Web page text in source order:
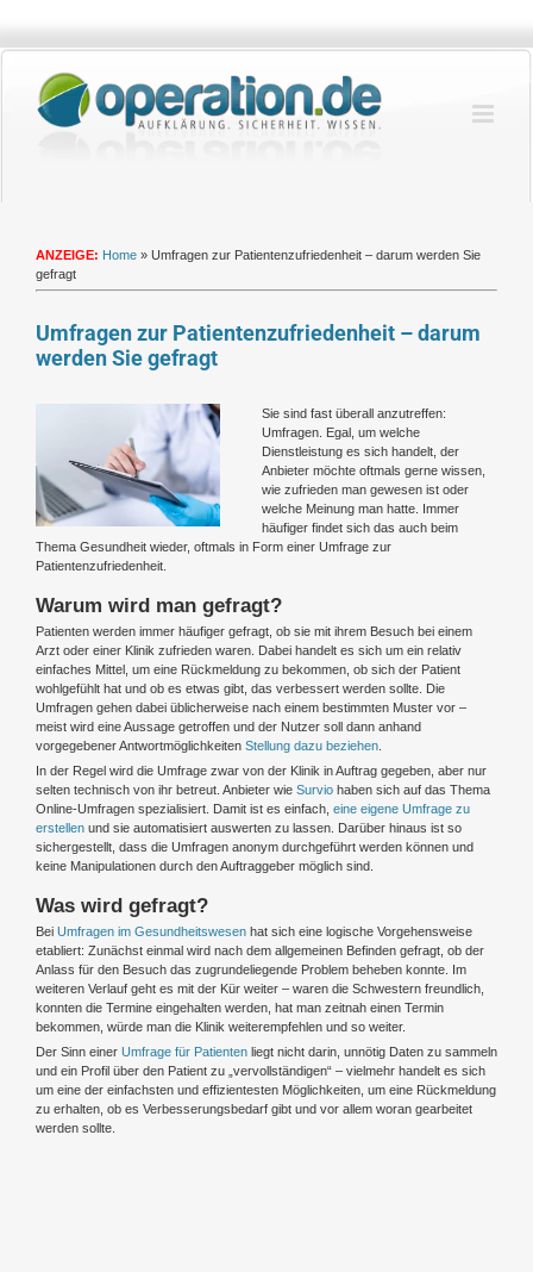
springen
ANZEIGE: Home » Umfragen zur Patientenzufriedenheit – darum werden Sie
gefragt
Umfragen zur Patientenzufriedenheit – darum
werden Sie gefragt
Sie sind fast überall anzutreffen:
Umfragen. Egal, um welche
Dienstleistung es sich handelt, der
Anbieter möchte oftmals gerne wissen,
wie zufrieden man gewesen ist oder
welche Meinung man hatte. Immer
häufiger findet sich das auch beim
Thema Gesundheit wieder, oftmals in Form einer Umfrage zur
Patientenzufriedenheit.
Warum wird man gefragt?
Patienten werden immer häufiger gefragt, ob sie mit ihrem Besuch bei einem
Arzt oder einer Klinik zufrieden waren. Dabei handelt es sich um ein relativ
einfaches Mittel, um eine Rückmeldung zu bekommen, ob sich der Patient
wohlgefühlt hat und ob es etwas gibt, das verbessert werden sollte. Die
Umfragen gehen dabei üblicherweise nach einem bestimmten Muster vor –
meist wird eine Aussage getroffen und der Nutzer soll dann anhand
vorgegebener Antwortmöglichkeiten Stellung dazu beziehen
In der Regel wird die Umfrage zwar von der Klinik in Auftrag gegeben, aber nur
selten technisch von ihr betreut. Anbieter wie Survio haben sich auf das Thema
Online-Umfragen spezialisiert. Damit ist es einfach, eine eigene Umfrage zu
erstellen und sie automatisiert auswerten zu lassen. Darüber hinaus ist so
sichergestellt, dass die Umfragen anonym durchgeführt werden können und
keine Manipulationen durch den Auftraggeber möglich sind.
Was wird gefragt?
Bei Umfragen im Gesundheitswesen hat sich eine logische Vorgehensweise
etabliert: Zunächst einmal wird nach dem allgemeinen Befinden gefragt, ob der
Anlass für den Besuch das zugrundeliegende Problem beheben konnte. Im
weiteren Verlauf geht es mit der Kür weiter – waren die Schwestern freundlich,
konnten die Termine eingehalten werden, hat man zeitnah einen Termin
bekommen, würde man die Klinik weiterempfehlen und so weiter.
Der Sinn einer Umfrage für Patienten liegt nicht darin, unnötig Daten zu sammeln
und ein Profil über den Patient zu „vervollständigen“ – vielmehr handelt es sich
um eine der einfachsten und effizientesten Möglichkeiten, um eine Rückmeldung
zu erhalten, ob es Verbesserungsbedarf gibt und vor allem woran gearbeitet
werden sollte.